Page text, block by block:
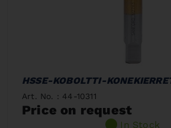
HSSE-KOBOLTTI-
Art. No. : 44-10311
Price on request
In Stock